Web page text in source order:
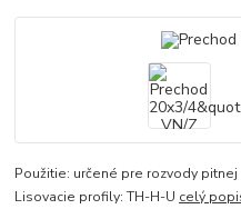
Použitie: určené pre rozvody
Lisovacie profily: TH-H-U celý